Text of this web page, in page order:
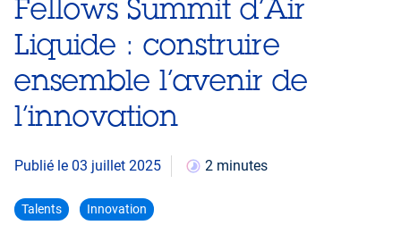
Fellows Summit d’Air
Liquide : construire
ensemble l’avenir de
l’innovation
Publié le 03 juillet 2025 2 minutes
Talents Innovation